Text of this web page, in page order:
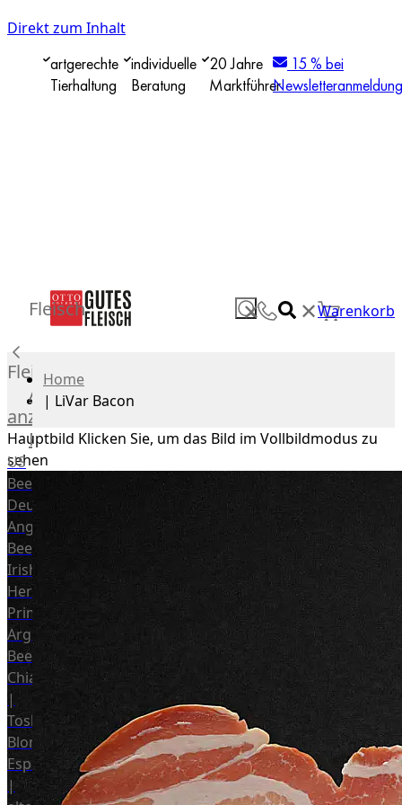
Direkt zum Inhalt
artgerechte
Tierhaltung
individuelle
Beratung
20 Jahre
Marktführer
15 % bei
Newsletteranmeldung
✕ ✕Warenkorb
Fleisch
Fleisch
Alle
anzeigen
Rind
US
Beef
Deutsches
Angus
Beef
Irish
Hereford
Prime
Argentina
Beef
Chianina
|
Toskana
Blonda
Espanola
|
Home
| LiVar Bacon
Hauptbild Klicken Sie, um das Bild im Vollbildmodus zu
sehen